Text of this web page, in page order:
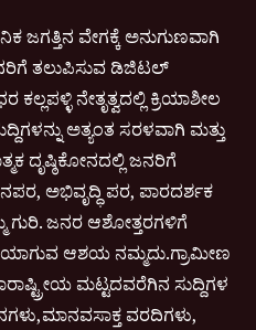
ಜಗತ್ತಿನ ವೇಗಕ್ಕೆ ಅನುಗುಣವಾಗಿ
ತಲುಪಿಸುವ ಡಿಜಿಟಲ್
ನೇತೃತ್ವದಲ್ಲಿ ಕ್ರಿಯಾಶೀಲ
ಅತ್ಯಂತ ಸರಳವಾಗಿ ಮತ್ತು
ದೃಷ್ಠಿಕೋನದಲ್ಲಿ ಜನರಿಗೆ
ಅಭಿವೃದ್ಧಿ ಪರ, ಪಾರದರ್ಶಕ
ಗುರಿ. ಜನರ ಆಶೋತ್ತರಗಳಿಗೆ
ಆಶಯ ನಮ್ಮದು.ಗ್ರಾಮೀಣ
ಮಟ್ಟದವರೆಗಿನ ಸುದ್ದಿಗಳ
ವರದಿಗಳು,